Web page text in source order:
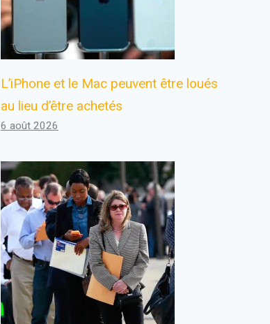
L’iPhone et le Mac peuvent être loués
au lieu d’être achetés
6 août 2026